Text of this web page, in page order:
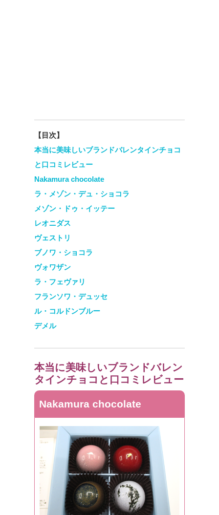
【目次】
本当に美味しいブランドバレンタインチョコ
と口コミレビュー
Nakamura chocolate
ラ・メゾン・デュ・ショコラ
メゾン・ドゥ・イッテー
レオニダス
ヴェストリ
ブノワ・ショコラ
ヴォワザン
ラ・フェヴァリ
フランソワ・デュッセ
ル・コルドンブルー
デメル
本当に美味しいブランドバレン
タインチョコと口コミレビュー
Nakamura chocolate